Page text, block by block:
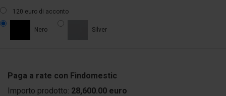
120 euro di acconto
Nero Silver
Paga a rate con Findomestic
Importo prodotto: 28,600.00 euro